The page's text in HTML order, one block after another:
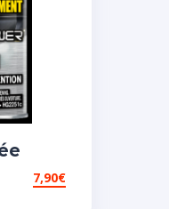
7,90€